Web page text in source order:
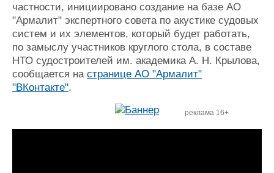
частности, инициировано создание на базе АО
"Армалит" экспертного совета по акустике судовых
систем и их элементов, который будет работать,
по замыслу участников круглого стола, в составе
НТО судостроителей им. академика А. Н. Крылова,
сообщается на странице АО "Армалит"
"ВКонтакте".
реклама 16+